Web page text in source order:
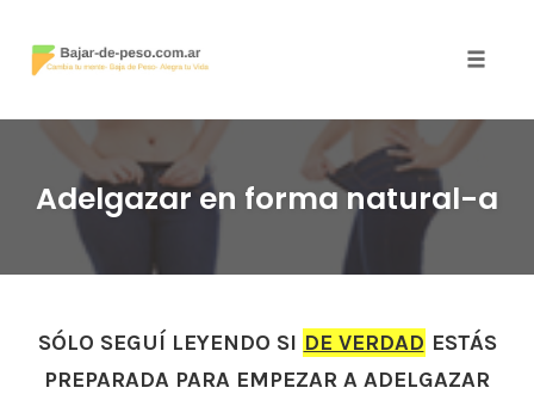
contentAdelgazar en forma natural-a
SÓLO SEGUÍ LEYENDO SI DE VERDAD ESTÁS
PREPARADA PARA EMPEZAR A ADELGAZAR